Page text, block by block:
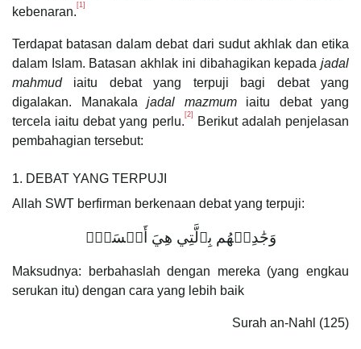
kebenaran. [1]
Terdapat batasan dalam debat dari sudut akhlak dan etika
dalam Islam. Batasan akhlak ini dibahagikan kepada jadal
mahmudiaitu debat yang terpuji bagi debat yang
digalakan. Manakala jadal mazmumiaitu debat yang
tercela iaitu debat yang perlu. [2]
Berikut adalah penjelasan
pembahagian tersebut:
1. DEBAT YANG TERPUJI
Allah SWT berfirman berkenaan debat yang terpuji:
وَجَٰدِلۡهُم بِٱلَّتِي هِيَ أَحۡسَنُۚ
Maksudnya: berbahaslah dengan mereka (yang engkau
serukan itu) dengan cara yang lebih baik
Surah an-Nahl (125)